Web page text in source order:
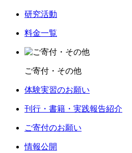
研究活動
料金一覧
ご寄付・その他
体験実習のお願い
刊行・書籍・実践報告紹介
ご寄付のお願い
情報公開